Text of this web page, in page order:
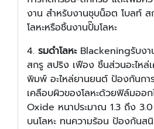
งาน สำหรับงานชุบน็อต โบลท์
โลหะหรือชิ้นงานปั๊มโลหะ
4. รมดำโลหะ Blackeningรับง
สกรู สปริง เฟือง ชิ้นส่วนอะไหล่
พิมพ์ อะไหล่ยานยนต์ ป้องกันกา
เคลือบผิวของโลหะด้วยฟิล์มออ
Oxide หนาประมาณ 1.3 ถึง
บนโลหะ ทนความร้อน ป้องกันส